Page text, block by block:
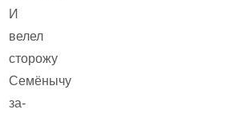
И
велел
сторожу
Семёнычу
за­